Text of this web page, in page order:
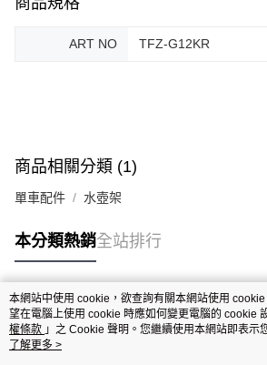
ART NO TFZ-G12KR
商品相關分類 (1)
單車配件 水壺架
本分類熱銷全站排行
熱門標籤
本網站中使用 cookie，欲查詢有關本網站使用
望在電腦上使用 cookie 時應如何變更電腦的 cookie
權條款 」之 Cookie 聲明。您繼續使用本網站即表示
用條款之 Cookie 聲明使用 cookie。
了解更多 >